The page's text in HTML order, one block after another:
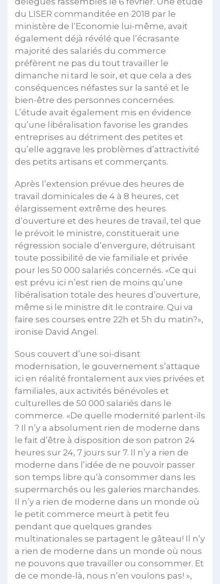
du LISER commanditée en 2018 par le
ministère de l’Economie lui-même, avait
également déjà révélé que l’écrasante
majorité des salariés du commerce
préfèrent ne pas du tout travailler le
dimanche ni tard le soir, et que cela a des
conséquences néfastes sur la santé et le
bien-être des personnes concernées.
L’étude avait également mis en évidence
qu’une libéralisation favorise les grandes
entreprises au détriment des petites et
qu’elle aggrave les problèmes d’attractivité
des petits artisans et commerçants.
Après l’extension prévue des heures de
travail dominicales de 4 à 8 heures, cet
élargissement extrême des heures
d’ouverture et des heures de travail, tel que
le prévoit le ministre, constituerait une
régression sociale d’envergure, détruisant
toute possibilité de vie familiale et privée
pour les 50 000 salariés concernés. «Ce qui
est prévu ici n’est rien de moins qu’une
libéralisation totale des heures d’ouverture,
même si le ministre dit le contraire. Qui va
faire ses courses entre 22h et 5h du matin?»,
ironise David Angel.
Sous couvert d’une soi-disant
modernisation, le gouvernement s’attaque
ici en réalité frontalement aux vies privées et
familiales, aux activités bénévoles et
culturelles de 50 000 salariés dans le
commerce. «De quelle modernité parlent-ils
? Il n’y a absolument rien de moderne dans
le fait d’être à disposition de son patron 24
heures sur 24, 7 jours sur 7. Il n’y a rien de
moderne dans l’idée de ne pouvoir passer
son temps libre qu’à consommer dans les
supermarchés ou les galeries marchandes.
Il n’y a rien de moderne dans un monde où
le petit commerce meurt à petit feu
pendant que quelques grandes
multinationales se partagent le gâteau! Il n’y
a rien de moderne dans un monde où nous
ne pouvons que travailler ou consommer. Et
de ce monde-là, nous n’en voulons pas! »,